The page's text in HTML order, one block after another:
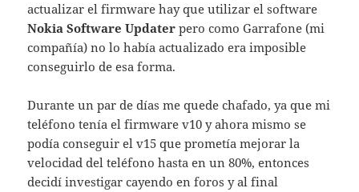
actualizar el firmware hay que utilizar el software
Nokia Software Updater pero como Garrafone (mi
compañía) no lo había actualizado era imposible
conseguirlo de esa forma.
Durante un par de días me quede chafado, ya que mi
teléfono tenía el firmware v10 y ahora mismo se
podía conseguir el v15 que prometía mejorar la
velocidad del teléfono hasta en un 80%, entonces
decidí investigar cayendo en foros y al final